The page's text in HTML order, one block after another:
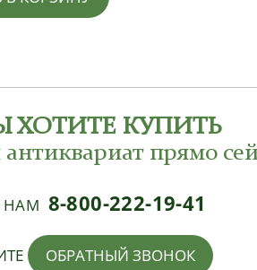
ХОТИТЕ КУПИТЬ
прямо
НАМ 8-800-222-19-41
ОБРАТНЫЙ ЗВОНОК